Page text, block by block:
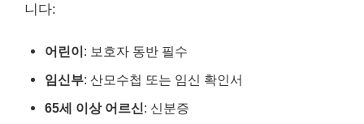
니다:
어린이: 보호자 동반 필수
임신부: 산모수첩 또는 임신 확인서
65세 이상 어르신: 신분증